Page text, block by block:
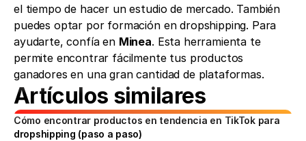
el tiempo de hacer un estudio de mercado. También
puedes optar por formación en dropshipping. Para
ayudarte, confía en Minea. Esta herramienta te
permite encontrar fácilmente tus productos
ganadores en una gran cantidad de plataformas.
Artículos similares
Cómo encontrar productos en tendencia en TikTok para
dropshipping (paso a paso)